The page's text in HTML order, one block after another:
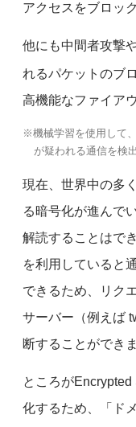
アクセスをブロッ
他にも中間者攻撃
れるパケットのブ
高機能なファイア
※機械学習を使用して
が疑われる通信を検
現在、世界中の多
る暗号化が進んで
解読することはで
を利用していると
できるため、リク
サーバー（例えば
断することができま
ところが
化するため、「ド